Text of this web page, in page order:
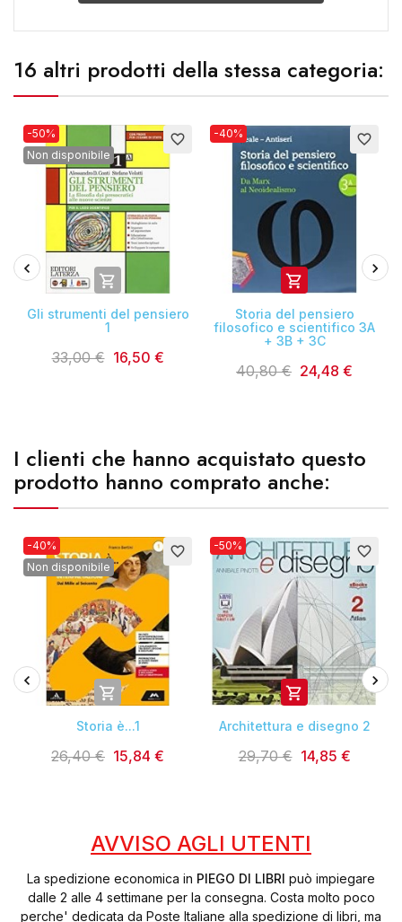
16 altri prodotti della stessa categoria:
favorite_border
-50%
Non disponibile

Gli strumenti del pensiero
1
33,00 € 16,50 €
favorite_border
-40%

Storia del pensiero
filosofico e scientifico 3A
+ 3B + 3C
40,80 € 24,48 €
I clienti che hanno acquistato questo
prodotto hanno comprato anche:
favorite_border
-40%
Non disponibile

Storia è...1
26,40 € 15,84 €
favorite_border
-50%

Architettura e disegno 2
29,70 € 14,85 €
AVVISO AGLI UTENTI
La spedizione economica in PIEGO DI LIBRI può impiegare
dalle 2 alle 4 settimane per la consegna. Costa molto poco
perche' dedicata da Poste Italiane alla spedizione di libri, ma